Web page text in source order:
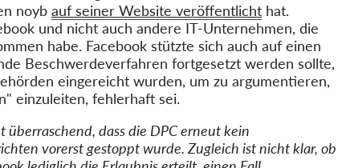
noyb auf seiner Website veröffentlicht hat.
und nicht auch andere IT-Unternehmen, die
habe. Facebook stützte sich auch auf einen
Beschwerdeverfahren fortgesetzt werden sollte,
eingereicht wurden, um zu argumentieren,
einzuleiten, fehlerhaft sei.
überraschend, dass die DPC erneut kein
vorerst gestoppt wurde. Zugleich ist nicht klar, ob